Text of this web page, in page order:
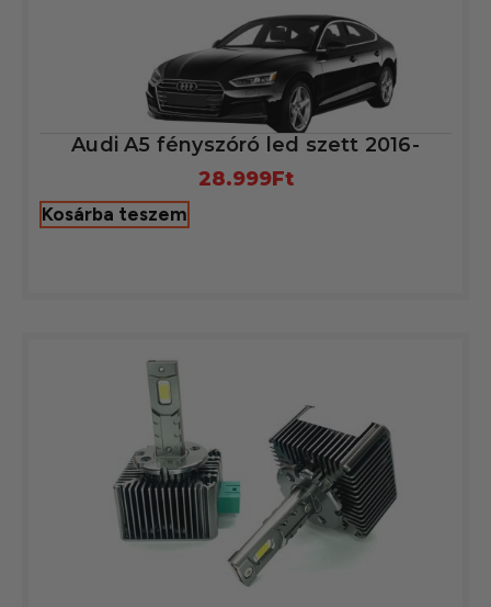
Audi A5 fényszóró led szett 2016-
28.999Ft
Kosárba teszem